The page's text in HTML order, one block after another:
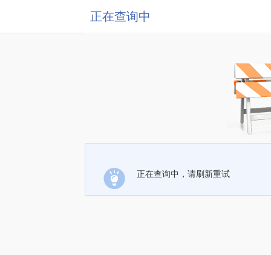
正在查询中
正在查询中，请刷新重试